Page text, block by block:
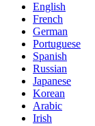
English
French
German
Portuguese
Spanish
Russian
Japanese
Korean
Arabic
Irish